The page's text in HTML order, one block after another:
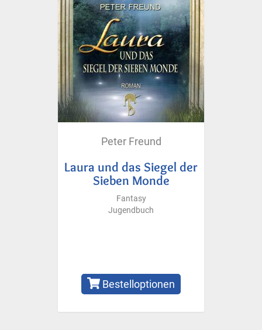
Peter Freund
Laura und das Siegel der
Sieben Monde
Fantasy
Jugendbuch
Bestelloptionen